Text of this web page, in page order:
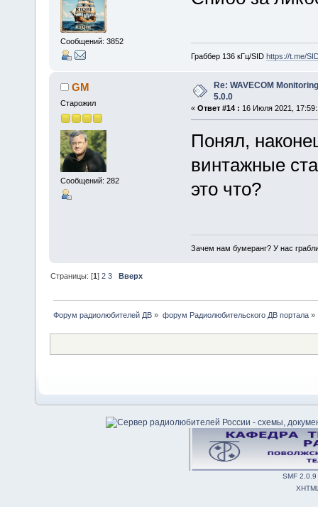
Сообщений: 3852
Граббер 136 кГц/SID https://t.me/
GM
Старожил
Сообщений: 282
Re: WAVECOM
5.0.0
« Ответ #14 : 16 Июля 2021,
Понял,
винтажные
это что?
Зачем нам бумеранг? У нас
Страницы: [1]2 3 Вверх
Форум радиолюбителей ДВ » форум Радиолюбительского ДВ портала»
SMF 2.0.9